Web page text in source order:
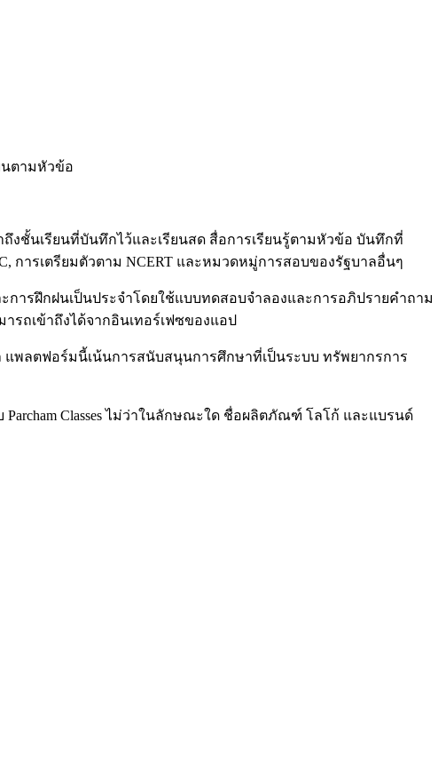
นตามหัวข้อ
ถึงชั้นเรียนที่บันทึกไว้และเรียนสด สื่อการเรียนรู้ตามหัวข้อ บันทึกที่
การเตรียมตัวตาม NCERT และหมวดหมู่การสอบของรัฐบาลอื่นๆ
ารฝึกฝนเป็นประจำโดยใช้แบบทดสอบจำลองและการอภิปรายคำถาม
ถเข้าถึงได้จากอินเทอร์เฟซของแอป
แพลตฟอร์มนี้เน้นการสนับสนุนการศึกษาที่เป็นระบบ ทรัพยากรการ
Classes ไม่ว่าในลักษณะใด ชื่อผลิตภัณฑ์ โลโก้ และแบรนด์